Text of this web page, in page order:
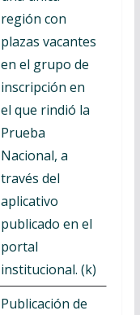
región con
plazas vacantes
en el grupo de
inscripción en
el que rindió la
Prueba
Nacional, a
través del
aplicativo
publicado en el
portal
institucional. (k)
Publicación de